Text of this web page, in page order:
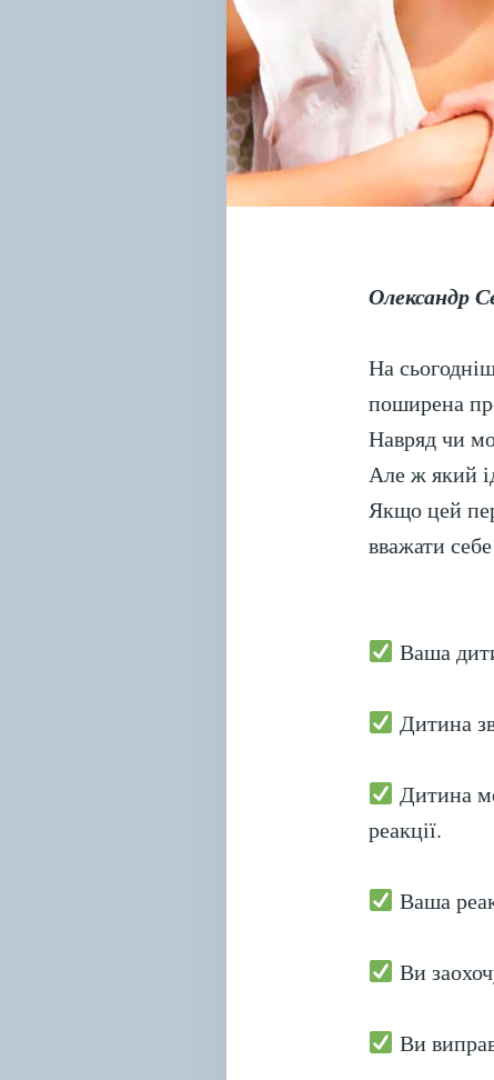
Олександр
На
поширена
Навряд чи
Але ж який
Якщо цей
вважати
Ваша
Дитина
Дитина
реакції.
Ваша
Ви
Ви